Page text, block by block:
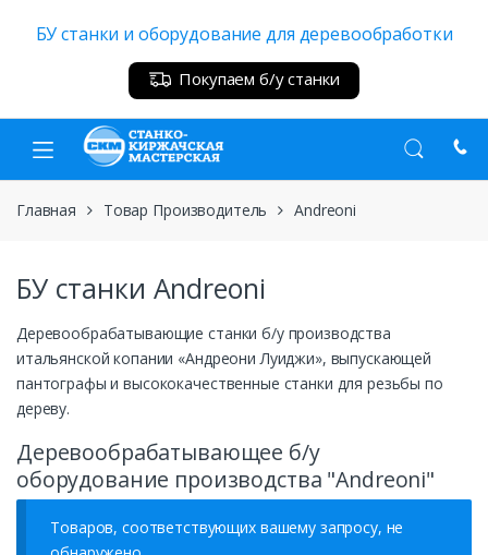
БУ станки и оборудование для деревообработки
Покупаем б/у станки
Главная Товар Производитель Andreoni
БУ станки Andreoni
Деревообрабатывающие станки б/у производства
итальянской копании «Андреони Луиджи», выпускающей
пантографы и высококачественные станки для резьбы по
дереву.
Деревообрабатывающее б/у
оборудование производства "Andreoni"
Товаров, соответствующих вашему запросу, не